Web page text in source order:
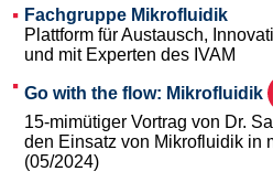
Fachgruppe Mikrofluidik
Plattform für Austausch,
und mit Experten des IVAM
Go with the flow: Mikrofluidik
15-mimütiger Vortrag von Dr.
den Einsatz von Mikrofluidik in
(05/2024)